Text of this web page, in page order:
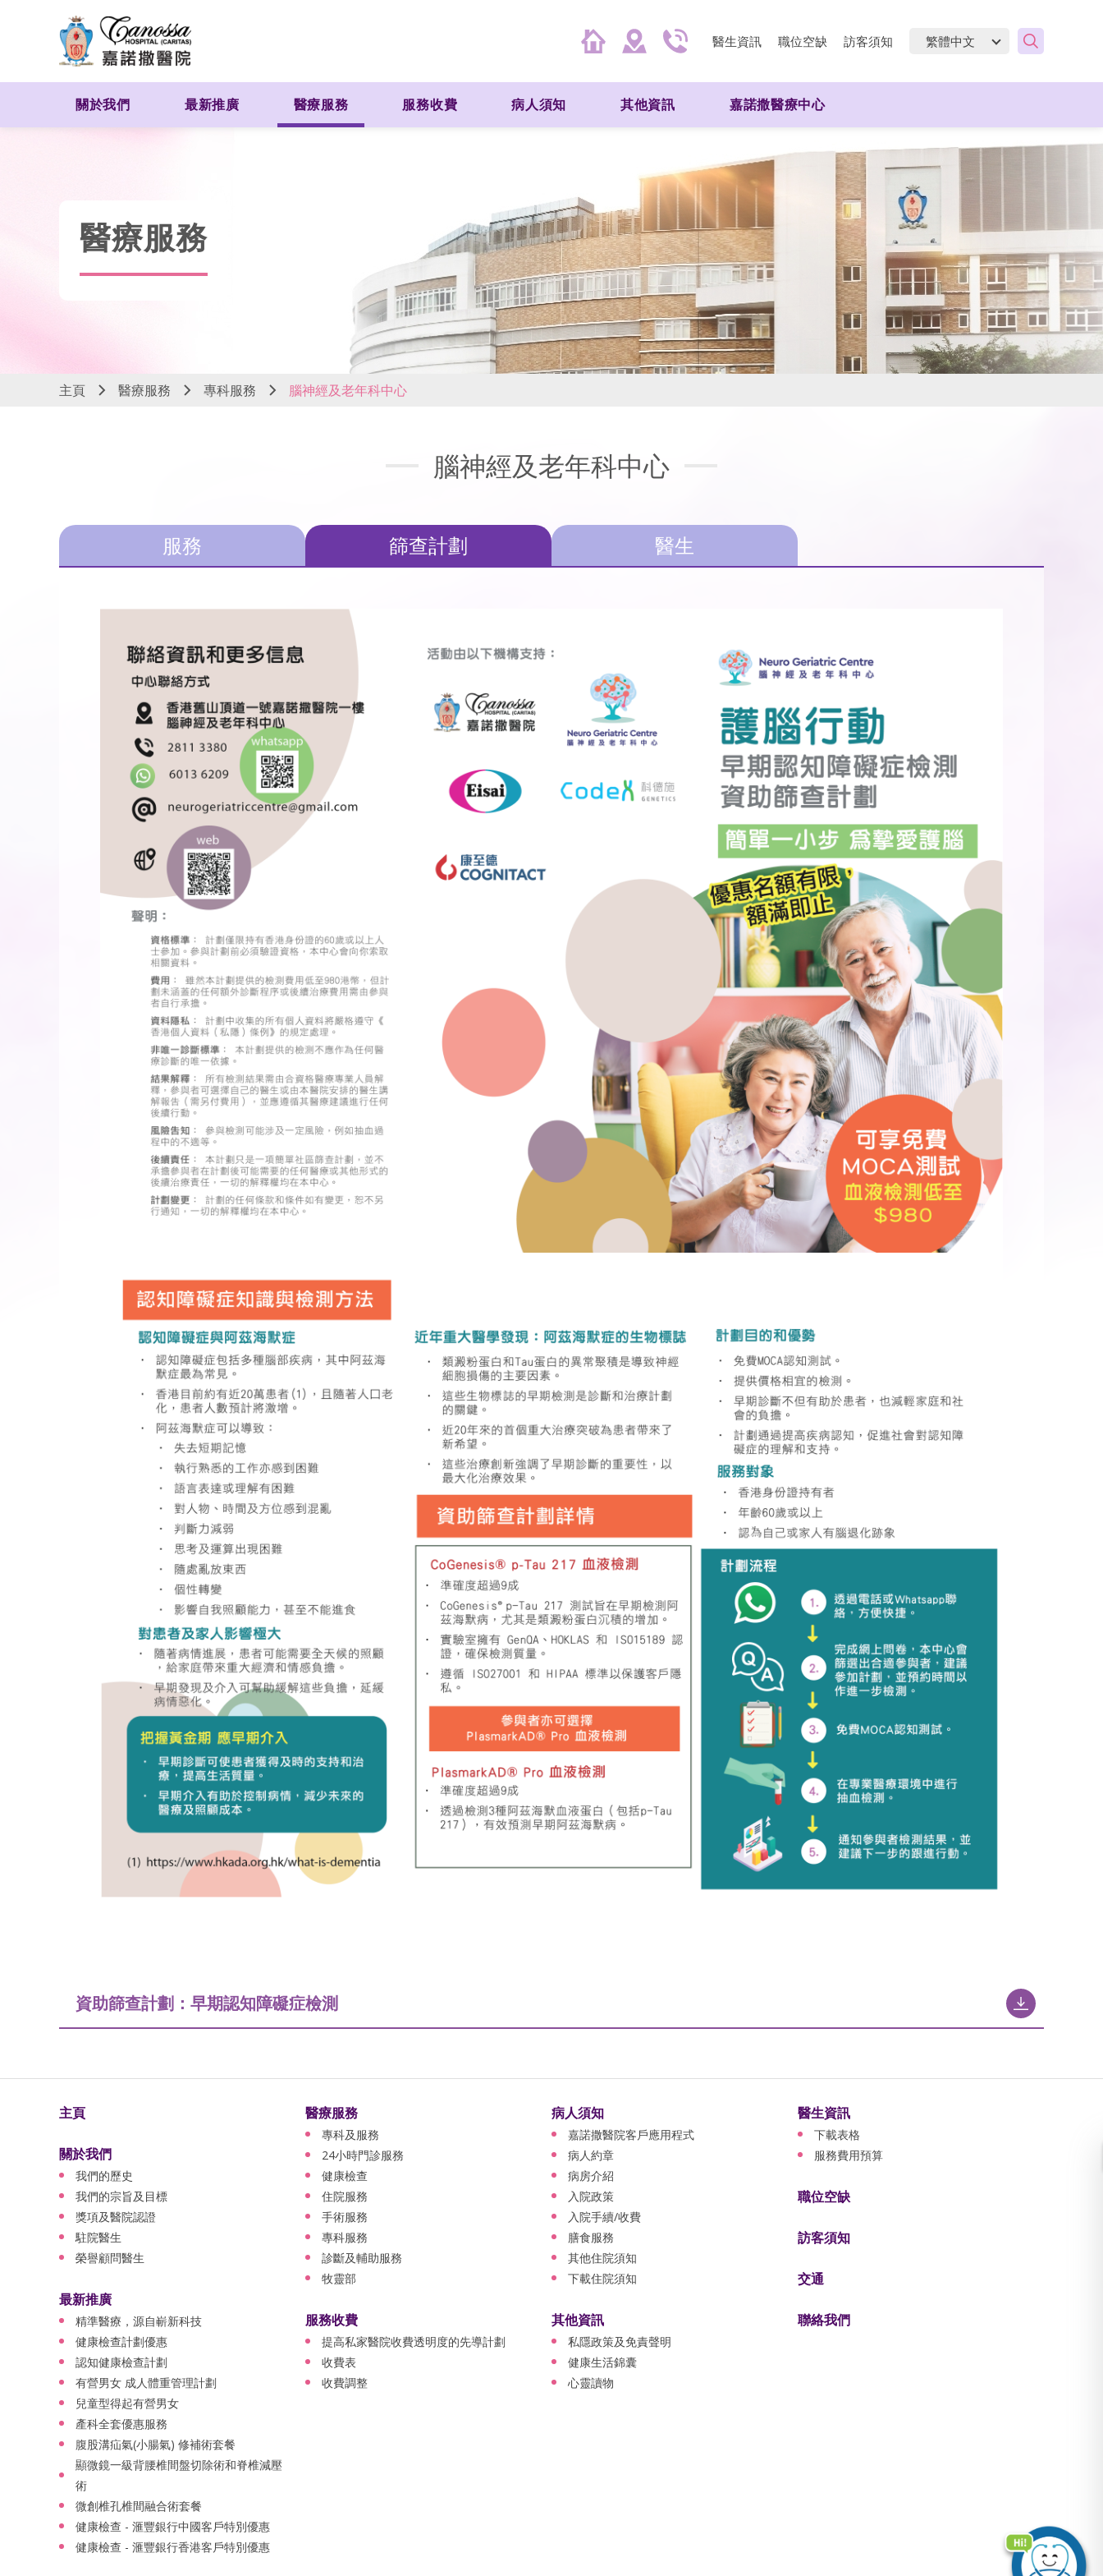
醫生資訊 職位空缺 訪客須知
關於我們 最新推廣 醫療服務 服務收費 病人須知 其他資訊 嘉諾撒醫療中心
醫療服務
主頁 醫療服務 專科服務 腦神經及老年科中心
腦神經及老年科中心
服務 篩查計劃 醫生
資助篩查計劃：早期認知障礙症檢測
主頁
關於我們
我們的歷史
我們的宗旨及目標
獎項及醫院認證
駐院醫生
榮譽顧問醫生
最新推廣
精準醫療，源自嶄新科技
健康檢查計劃優惠
認知健康檢查計劃
有營男女 成人體重管理計劃
兒童型得起有營男女
產科全套優惠服務
腹股溝疝氣(小腸氣) 修補術套餐
顯微鏡一級背腰椎間盤切除術和脊椎減壓
術
微創椎孔椎間融合術套餐
健康檢查 - 滙豐銀行中國客戶特別優惠
健康檢查 - 滙豐銀行香港客戶特別優惠
醫療服務
專科及服務
24小時門診服務
健康檢查
住院服務
手術服務
專科服務
診斷及輔助服務
牧靈部
服務收費
提高私家醫院收費透明度的先導計劃
收費表
收費調整
病人須知
嘉諾撒醫院客戶應用程式
病人約章
病房介紹
入院政策
入院手續/收費
膳食服務
其他住院須知
下載住院須知
其他資訊
私隱政策及免責聲明
健康生活錦囊
心靈讀物
醫生資訊
下載表格
服務費用預算
職位空缺
訪客須知
交通
聯絡我們